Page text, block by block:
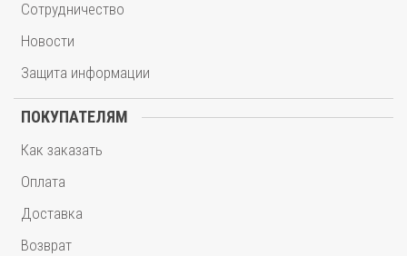
Сотрудничество
Новости
Защита информации
ПОКУПАТЕЛЯМ
Как заказать
Оплата
Доставка
Возврат